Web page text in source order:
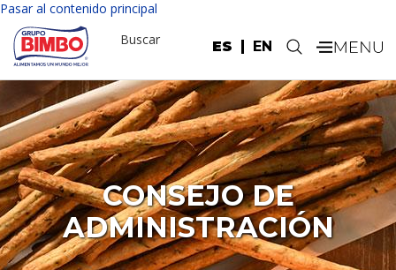
Pasar al contenido principal
ES EN
Buscar .
CONSEJO DE
ADMINISTRACIÓN